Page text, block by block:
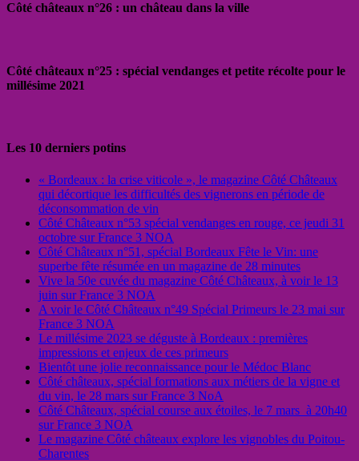
Côté châteaux n°26 : un château dans la ville
Côté châteaux n°25 : spécial vendanges et petite récolte pour le
millésime 2021
Les 10 derniers potins
« Bordeaux : la crise viticole », le magazine Côté Châteaux
qui décortique les difficultés des vignerons en période de
déconsommation de vin
Côté Châteaux n°53 spécial vendanges en rouge, ce jeudi 31
octobre sur France 3 NOA
Côté Châteaux n°51, spécial Bordeaux Fête le Vin: une
superbe fête résumée en un magazine de 28 minutes
Vive la 50e cuvée du magazine Côté Châteaux, à voir le 13
juin sur France 3 NOA
A voir le Côté Châteaux n°49 Spécial Primeurs le 23 mai sur
France 3 NOA
Le millésime 2023 se déguste à Bordeaux : premières
impressions et enjeux de ces primeurs
Bientôt une jolie reconnaissance pour le Médoc Blanc
Côté châteaux, spécial formations aux métiers de la vigne et
du vin, le 28 mars sur France 3 NoA
Côté Châteaux, spécial course aux étoiles, le 7 mars à 20h40
sur France 3 NOA
Le magazine Côté châteaux explore les vignobles du Poitou-
Charentes